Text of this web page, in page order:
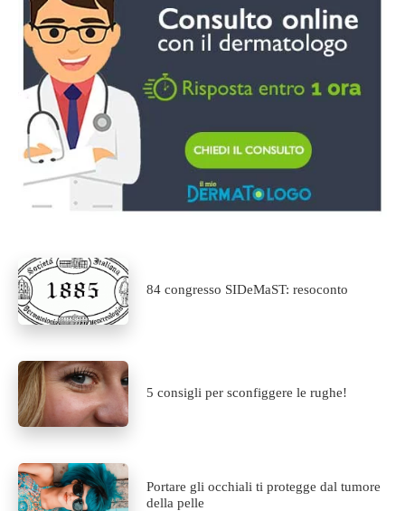
84 congresso SIDeMaST: resoconto
5 consigli per sconfiggere le rughe!
Portare gli occhiali ti protegge dal tumore
della pelle